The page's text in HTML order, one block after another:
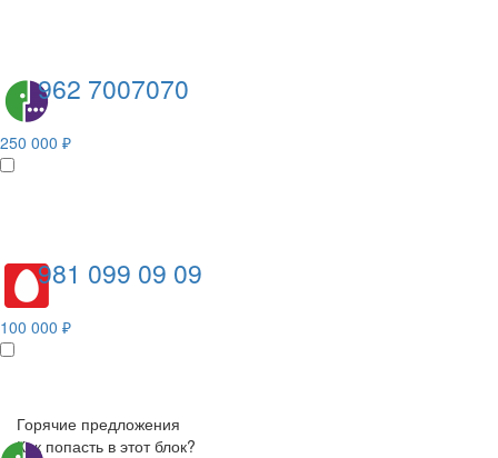
962 7007070
250 000 ₽
981 099 09 09
100 000 ₽
Горячие предложения
Как попасть в этот блок?